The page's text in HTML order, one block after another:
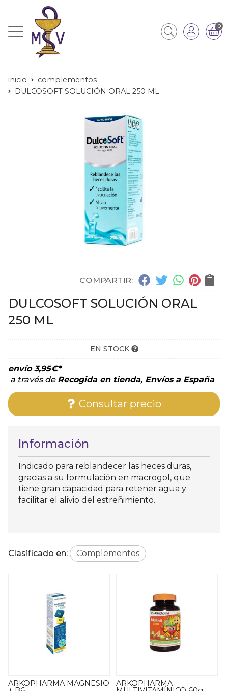
0
inicio
complementos
DULCOSOFT SOLUCIÓN ORAL 250 ML
COMPARTIR:
DULCOSOFT SOLUCIÓN ORAL
250 ML
EN STOCK
envío3,95€*
a través de Recogida en tienda, Envíos a España
Consultar precio
Información
Indicado para reblandecer las heces duras,
gracias a su formulación en macrogol, que
tiene gran capacidad para retener agua y
facilitar el alivio del estreñimiento.
Clasificado en: Complementos
ARKOPHARMA MAGNESIO ARKOPHARMA